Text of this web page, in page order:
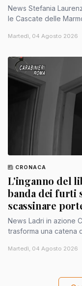
News Stefania Laurenzi La gioia per una gita fuori porta verso
le Cascate delle
Martedì, 04 Agosto 2026
CRONACA
L'inganno del
banda dei furti
scassinare
News Ladri in azione C’è un dettaglio inquietante che
trasforma una catena
Martedì, 04 Agosto 2026